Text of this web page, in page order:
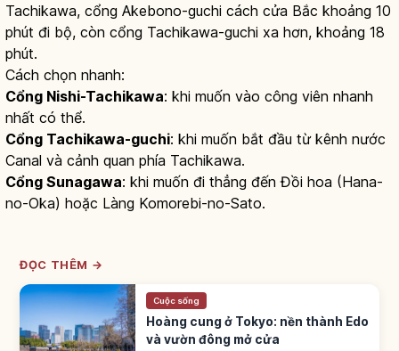
Tachikawa, cổng Akebono-guchi cách cửa Bắc khoảng 10
phút đi bộ, còn cổng Tachikawa-guchi xa hơn, khoảng 18
phút.
Cách chọn nhanh:
Cổng Nishi-Tachikawa: khi muốn vào công viên nhanh
nhất có thể.
Cổng Tachikawa-guchi: khi muốn bắt đầu từ kênh nước
Canal và cảnh quan phía Tachikawa.
Cổng Sunagawa: khi muốn đi thẳng đến Đồi hoa (Hana-
no-Oka) hoặc Làng Komorebi-no-Sato.
ĐỌC THÊM →
Cuộc sống
Hoàng cung ở Tokyo: nền thành Edo
và vườn đông mở cửa